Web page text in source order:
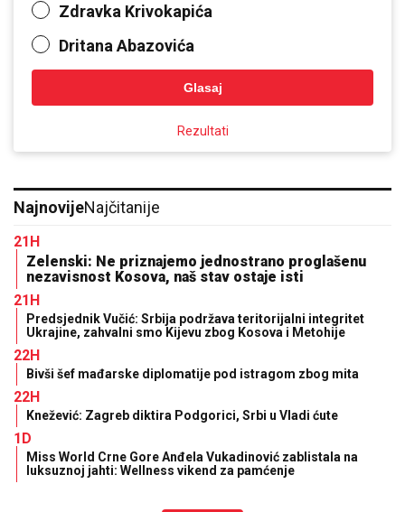
Zdravka Krivokapića
Dritana Abazovića
Glasaj
Rezultati
NajnovijeNajčitanije
21H
Zelenski: Ne priznajemo jednostrano proglašenu
nezavisnost Kosova, naš stav ostaje isti
21H
Predsjednik Vučić: Srbija podržava teritorijalni integritet
Ukrajine, zahvalni smo Kijevu zbog Kosova i Metohije
22H
Bivši šef mađarske diplomatije pod istragom zbog mita
22H
Knežević: Zagreb diktira Podgorici, Srbi u Vladi ćute
1D
Miss World Crne Gore Anđela Vukadinović zablistala na
luksuznoj jahti: Wellness vikend za pamćenje